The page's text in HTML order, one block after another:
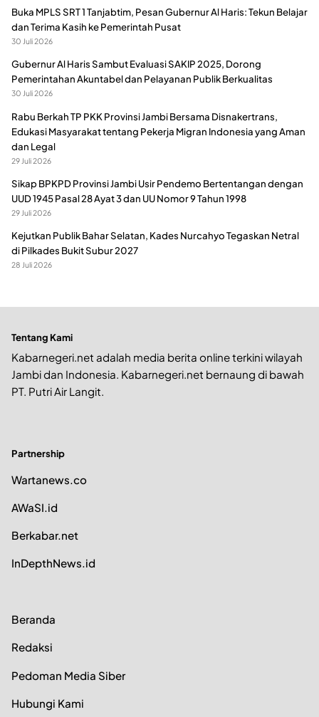
Buka MPLS SRT 1 Tanjabtim, Pesan Gubernur Al Haris: Tekun Belajar
dan Terima Kasih ke Pemerintah Pusat
30 Juli 2026
Gubernur Al Haris Sambut Evaluasi SAKIP 2025, Dorong
Pemerintahan Akuntabel dan Pelayanan Publik Berkualitas
30 Juli 2026
Rabu Berkah TP PKK Provinsi Jambi Bersama Disnakertrans,
Edukasi Masyarakat tentang Pekerja Migran Indonesia yang Aman
dan Legal
29 Juli 2026
Sikap BPKPD Provinsi Jambi Usir Pendemo Bertentangan dengan
UUD 1945 Pasal 28 Ayat 3 dan UU Nomor 9 Tahun 1998
29 Juli 2026
Kejutkan Publik Bahar Selatan, Kades Nurcahyo Tegaskan Netral
di Pilkades Bukit Subur 2027
28 Juli 2026
Tentang Kami
Kabarnegeri.net adalah media berita online terkini wilayah
Jambi dan Indonesia. Kabarnegeri.net bernaung di bawah
PT. Putri Air Langit.
Partnership
Wartanews.co
AWaSI.id
Berkabar.net
InDepthNews.id
Beranda
Redaksi
Pedoman Media Siber
Hubungi Kami